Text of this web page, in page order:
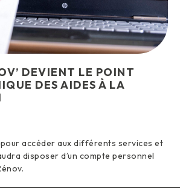
DEVIENT LE POINT
DES AIDES À LA
accéder aux différents services et
disposer d’un compte personnel